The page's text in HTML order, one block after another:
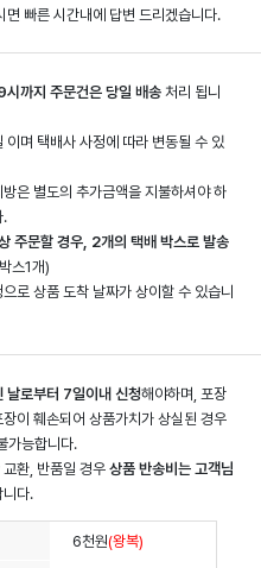
면 빠른 시간내에 답변 드리겠습니다.
까지 주문건은 당일 배송처리 됩니
며 택배사 사정에 따라 변동될 수 있
은 별도의 추가금액을 지불하셔야 하
.
주문할 경우, 2개의 택배 박스로 발송
스1개)
로 상품 도착 날짜가 상이할 수 있습니
날로부터 7일이내 신청해야하며, 포장
이 훼손되어 상품가치가 상실된 경우
가능합니다.
교환, 반품일 경우상품 반송비는 고객님
니다.
6천원(왕복)